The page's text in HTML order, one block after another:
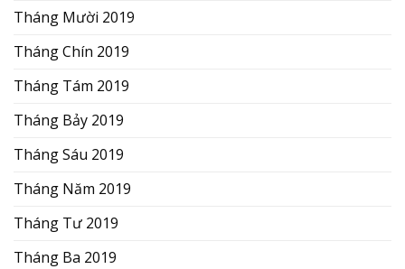
Tháng Mười 2019
Tháng Chín 2019
Tháng Tám 2019
Tháng Bảy 2019
Tháng Sáu 2019
Tháng Năm 2019
Tháng Tư 2019
Tháng Ba 2019